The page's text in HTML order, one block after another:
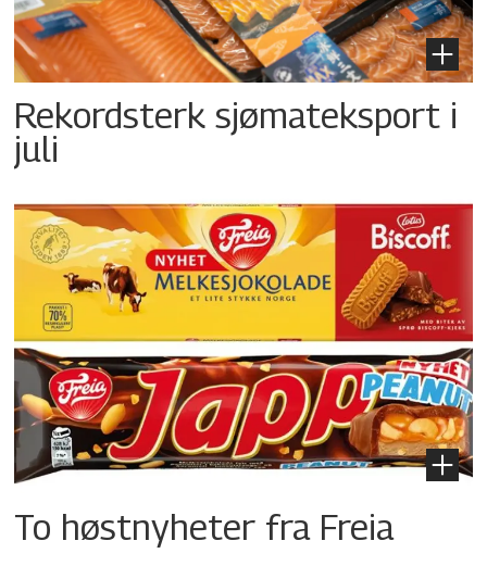
Rekordsterk sjømateksport i
juli
To høstnyheter fra Freia